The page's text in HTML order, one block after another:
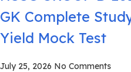
GK Complete
Yield Mock Test
July 25, 2026 No Comments